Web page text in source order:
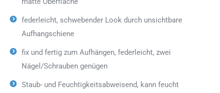
federleicht, schwebender Look durch unsichtbare
Aufhangschiene
fix und fertig zum Aufhängen, federleicht, zwei
Nägel/Schrauben genügen
Staub- und Feuchtigkeitsabweisend, kann feucht